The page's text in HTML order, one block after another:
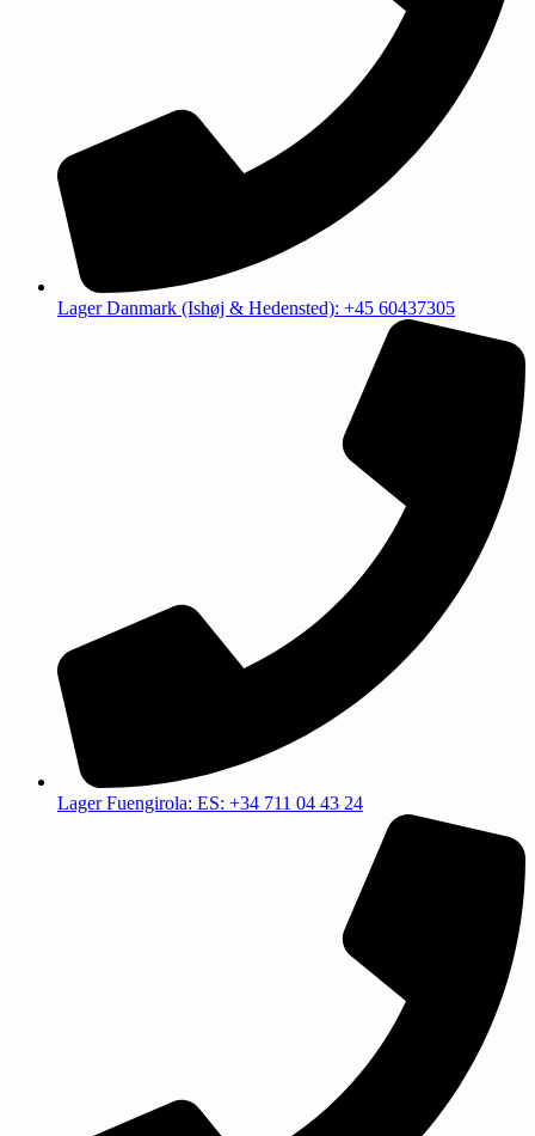
Lager Danmark (Ishøj & Hedensted): +45 60437305
Lager Fuengirola: ES: +34 711 04 43 24